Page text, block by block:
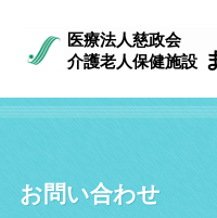
医療法人慈政会
介護老人保健施設
お問い合わせ